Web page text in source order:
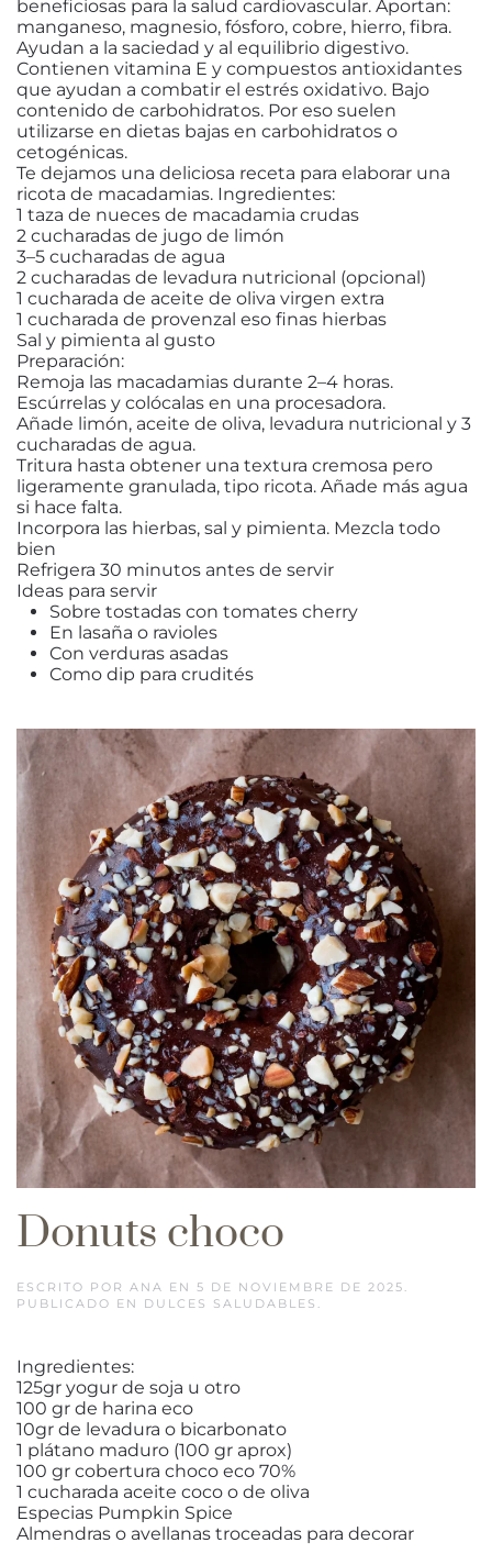
beneficiosas para la salud cardiovascular. Aportan:
manganeso, magnesio, fósforo, cobre, hierro, fibra.
Ayudan a la saciedad y al equilibrio digestivo.
Contienen vitamina E y compuestos antioxidantes
que ayudan a combatir el estrés oxidativo. Bajo
contenido de carbohidratos. Por eso suelen
utilizarse en dietas bajas en carbohidratos o
cetogénicas.
Te dejamos una deliciosa receta para elaborar una
ricota de macadamias. Ingredientes:
1 taza de nueces de macadamia crudas
2 cucharadas de jugo de limón
3–5 cucharadas de agua
2 cucharadas de levadura nutricional (opcional)
1 cucharada de aceite de oliva virgen extra
1 cucharada de provenzal eso finas hierbas
Sal y pimienta al gusto
Preparación:
Remoja las macadamias durante 2–4 horas.
Escúrrelas y colócalas en una procesadora.
Añade limón, aceite de oliva, levadura nutricional y 3
cucharadas de agua.
Tritura hasta obtener una textura cremosa pero
ligeramente granulada, tipo ricota. Añade más agua
si hace falta.
Incorpora las hierbas, sal y pimienta. Mezcla todo
bien
Refrigera 30 minutos antes de servir
Ideas para servir
Sobre tostadas con tomates cherry
En lasaña o ravioles
Con verduras asadas
Como dip para crudités
Donuts choco
ESCRITO POR ANA EN 5 DE NOVIEMBRE DE 2025 .
PUBLICADO EN DULCES SALUDABLES .
Ingredientes:
125gr yogur de soja u otro
100 gr de harina eco
10gr de levadura o bicarbonato
1 plátano maduro (100 gr aprox)
100 gr cobertura choco eco 70%
1 cucharada aceite coco o de oliva
Especias Pumpkin Spice
Almendras o avellanas troceadas para decorar